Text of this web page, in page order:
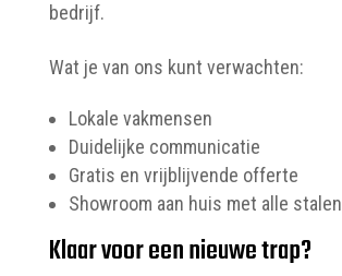
bedrijf.
Wat je van ons kunt verwachten:
Lokale vakmensen
Duidelijke communicatie
Gratis en vrijblijvende offerte
Showroom aan huis met alle stalen
Klaar voor een nieuwe trap?